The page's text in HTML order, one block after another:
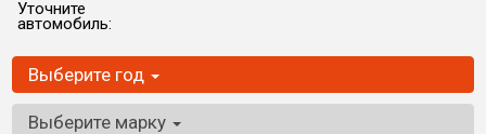
Уточните
автомобиль:
Выберите год
Выберите марку